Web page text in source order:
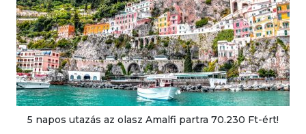
5 napos utazás az olasz Amalfi partra 70.230 Ft-ért!